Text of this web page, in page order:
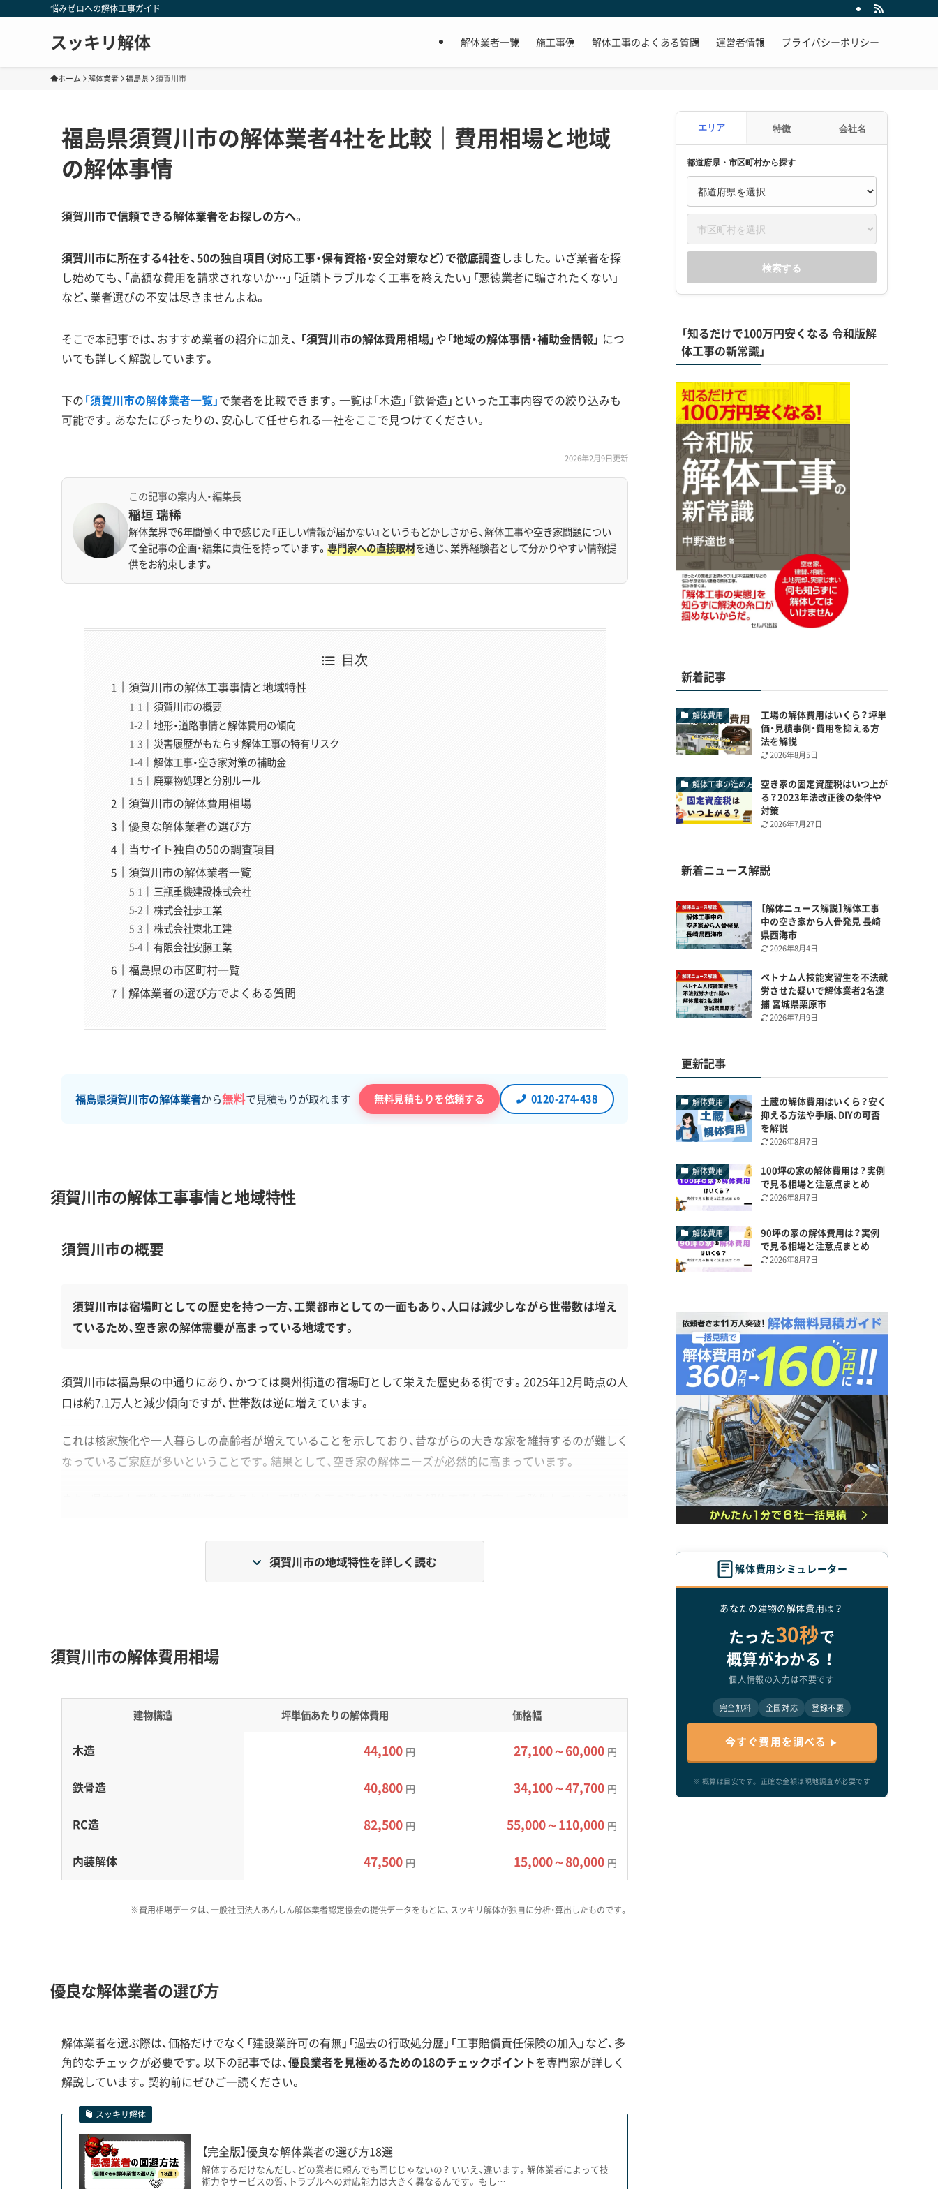
悩みゼロへの解体工事ガイド
スッキリ解体 解体業者一覧 施工事例 解体工事のよくある質問 運営者情報 プライバシーポリシー
ホーム 解体業者 福島県 須賀川市
福島県須賀川市の解体業者4社を比較｜費用相場と地域
の解体事情
須賀川市で信頼できる解体業者をお探しの方へ。
須賀川市に所在する4社を、50の独自項目（対応工事・保有資格・安全対策など）で徹底調査しました。いざ業者を探
し始めても、「高額な費用を請求されないか…」「近隣トラブルなく工事を終えたい」「悪徳業者に騙されたくない」
など、業者選びの不安は尽きませんよね。
そこで本記事では、おすすめ業者の紹介に加え、 「須賀川市の解体費用相場」や「地域の解体事情・補助金情報」 につ
いても詳しく解説しています。
下の「須賀川市の解体業者一覧」で業者を比較できます。一覧は「木造」「鉄骨造」といった工事内容での絞り込みも
可能です。あなたにぴったりの、安心して任せられる一社をここで見つけてください。
2026年2月9日更新
この記事の案内人・編集長
稲垣 瑞稀
解体業界で6年間働く中で感じた『正しい情報が届かない』というもどかしさから、解体工事や空き家問題につい
て全記事の企画・編集に責任を持っています。 専門家への直接取材を通じ、業界経験者として分かりやすい情報提
供をお約束します。
目次
須賀川市の解体工事事情と地域特性
須賀川市の概要
地形・道路事情と解体費用の傾向
災害履歴がもたらす解体工事の特有リスク
解体工事・空き家対策の補助金
廃棄物処理と分別ルール
須賀川市の解体費用相場
優良な解体業者の選び方
当サイト独自の50の調査項目
須賀川市の解体業者一覧
三瓶重機建設株式会社
株式会社歩工業
株式会社東北工建
有限会社安藤工業
福島県の市区町村一覧
解体業者の選び方でよくある質問
福島県須賀川市の解体業者から無料で見積もりが取れます 無料見積もりを依頼する 0120-274-438
須賀川市の解体工事事情と地域特性
須賀川市の概要
須賀川市は宿場町としての歴史を持つ一方、工業都市としての一面もあり、人口は減少しながら世帯数は増え
ているため、空き家の解体需要が高まっている地域です。
須賀川市は福島県の中通りにあり、かつては奥州街道の宿場町として栄えた歴史ある街です。2025年12月時点の人
口は約7.1万人と減少傾向ですが、世帯数は逆に増えています。
これは核家族化や一人暮らしの高齢者が増えていることを示しており、昔ながらの大きな家を維持するのが難しく
なっているご家庭が多いということです。結果として、空き家の解体ニーズが必然的に高まっています。
地形・道路事情と解体費用の傾向
用が割高になる主な原因です。
地形の特徴：市街地は阿武隈川が流れる盆地にあり、比較的平坦な土地が多いです。福島県のなかでも人口や産
業が集まる中通りエリアに位置します。
道路事情：
市の中心を国道4号が縦断しているため、解体で出た廃棄物を運び出すトラックのアクセスは良いほ
うです。ただし、松尾芭蕉ゆかりの旧宿場町周辺は昔ながらの道幅が狭い場所が多く、大型トラックが入れない
ことも珍しくありません。
費用への影響：
冬の12月から3月にかけては、雪や路面の凍結対策で追加費用（冬期割増）がかかるのが一般的で
す。旧市街地の狭い道に面した家は、重機が使えず手作業での解体になったり、小さな重機で時間をかけて作業
したりするため、工期が延びて費用が上がりやすくなります。
いう相談が少なくありません。だからこそ、浸水リスクを理解し、対策費用
を最初から見積もりに含めてくれる誠実な業者を選んでください。
災害履歴がもたらす解体工事の特有リスク
2019年の台風19号による浸水被害は、今もなお解体工事に影響を与えています。特に被害が大きかったエリア
では、地盤の緩みや床下の汚泥といった特有のリスクに注意が必要です。
須賀川市の地域特性を詳しく読む
須賀川市の解体費用相場
建物構造 坪単価あたりの解体費用 価格幅
木造 44,100 円 27,100～60,000 円
鉄骨造 40,800 円 34,100～47,700 円
RC造 82,500 円 55,000～110,000 円
内装解体 47,500 円 15,000～80,000 円
※費用相場データは、一般社団法人あんしん解体業者認定協会の提供データをもとに、スッキリ解体が独自に分析・算出したものです。
優良な解体業者の選び方
解体業者を選ぶ際は、価格だけでなく「建設業許可の有無」「過去の行政処分歴」「工事賠償責任保険の加入」など、多
角的なチェックが必要です。以下の記事では、優良業者を見極めるための18のチェックポイントを専門家が詳しく
解説しています。契約前にぜひご一読ください。
スッキリ解体
【完全版】優良な解体業者の選び方18選
解体するだけなんだし、どの業者に頼んでも同じじゃないの？ いいえ、違います。解体業者によって技
術力やサービスの質、トラブルへの対応能力は大きく異なるんです。 もし…
エリア 特徴 会社名
都道府県・市区町村から探す
検索する
「知るだけで100万円安くなる 令和版解
体工事の新常識」
新着記事
解体費用
工場の解体費用はいくら？坪単
価・見積事例・費用を抑える方
法を解説
2026年8月5日
解体工事の進め方
空き家の固定資産税はいつ上が
る？2023年法改正後の条件や
対策
2026年7月27日
新着ニュース解説
【解体ニュース解説】解体工事
中の空き家から人骨発見 長崎
県西海市
2026年8月4日
ベトナム人技能実習生を不法就
労させた疑いで解体業者2名逮
捕 宮城県栗原市
2026年7月9日
更新記事
解体費用
土蔵の解体費用はいくら？安く
抑える方法や手順、DIYの可否
を解説
2026年8月7日
解体費用
100坪の家の解体費用は？実例
で見る相場と注意点まとめ
2026年8月7日
解体費用
90坪の家の解体費用は？実例
で見る相場と注意点まとめ
2026年8月7日
解体費用シミュレーター
あなたの建物の解体費用は？
たった30秒で
概算がわかる！
個人情報の入力は不要です
完全無料 全国対応 登録不要
今すぐ費用を調べる
※ 概算は目安です。正確な金額は現地調査が必要です